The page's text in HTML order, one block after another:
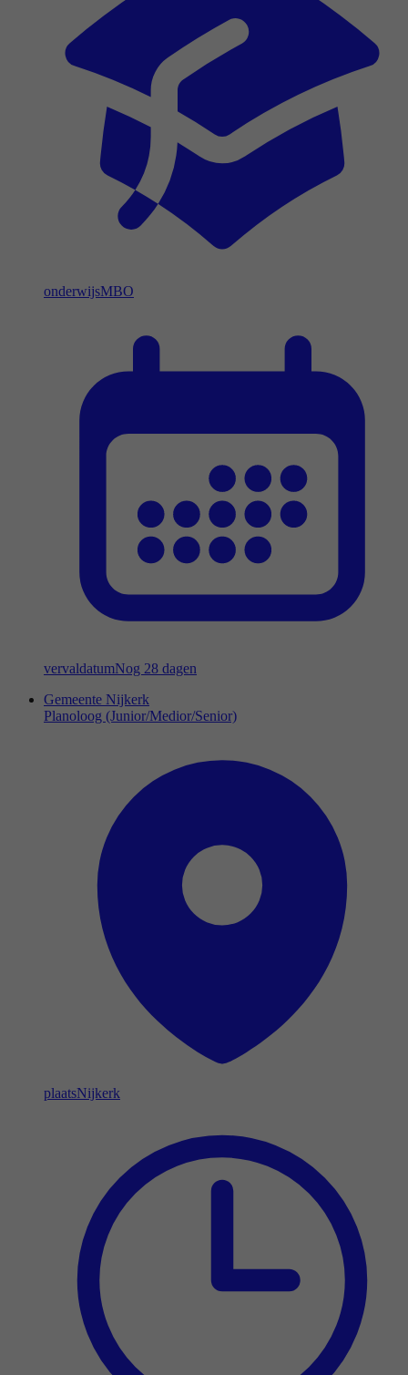
onderwijsMBO
vervaldatumNog 28 dagen
Gemeente Nijkerk
Planoloog (Junior/Medior/Senior)
plaatsNijkerk